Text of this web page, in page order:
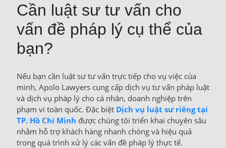
Cần luật sư tư vấn cho
vấn đề pháp lý cụ thể của
bạn?
Nếu bạn cần luật sư tư vấn trực tiếp cho vụ việc của
mình, Apolo Lawyers cung cấp dịch vụ tư vấn pháp luật
và dịch vụ pháp lý cho cá nhân, doanh nghiệp trên
phạm vi toàn quốc. Đặc biệt Dịch vụ luật sư riêng tại
TP. Hồ Chí Minh được chúng tôi triển khai chuyên sâu
nhằm hỗ trợ khách hàng nhanh chóng và hiệu quả
trong quá trình xử lý các vấn đề pháp lý thực tế.